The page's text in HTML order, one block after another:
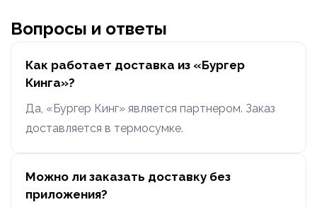
Вопросы и ответы
Как работает доставка из «Бургер
Кинга»?
Да, «Бургер Кинг» является партнером. Заказ
доставляется в термосумке.
Можно ли заказать доставку без
приложения?